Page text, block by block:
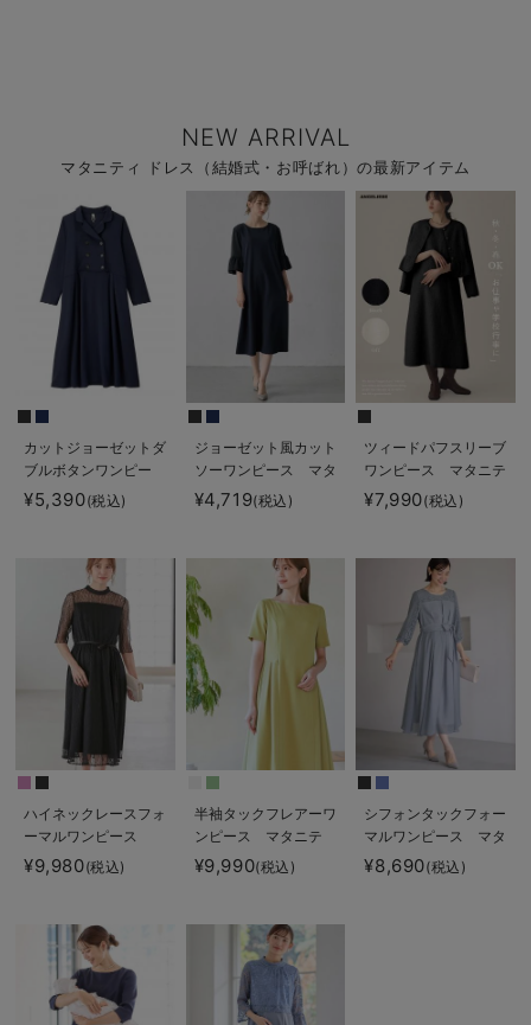
NEW ARRIVAL
マタニティ ドレス（結婚式・お呼ばれ）の最新アイテム
カットジョーゼットダ
ブルボタンワンピー
ス マタニティ・授乳
服【出産後も長く使え
¥5,390(税込)
ジョーゼット風カット
ソーワンピース マタ
ニティ・産後授乳【出
産後も長く使える】
ズマダム）
¥4,719(税込)
ツィードパフスリーブ
ワンピース マタニテ
ィ・授乳服【出産後も
長く使える】
¥7,990(税込)
ハイネックレースフォ
ーマルワンピース
¥9,980(税込)
半袖タックフレアーワ
ンピース マタニテ
ィ・産後授乳服【出産
後も長く使える】
¥9,990(税込)
シフォンタックフォー
マルワンピース マタ
ニティ・授乳服【出産
後も長く使える】
¥8,690(税込)